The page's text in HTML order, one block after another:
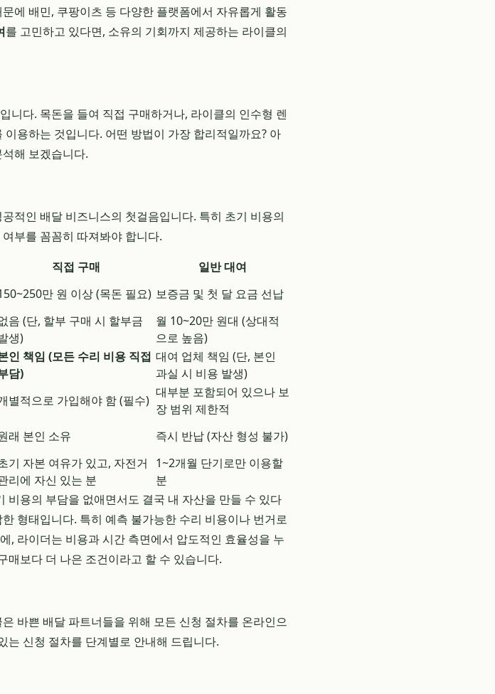
에 배민, 쿠팡이츠 등 다양한 플랫폼에서 자유롭게 활동
를 고민하고 있다면, 소유의 기회까지 제공하는 라이클의
니다. 목돈을 들여 직접 구매하거나, 라이클의 인수형 렌
용하는 것입니다. 어떤 방법이 가장 합리적일까요? 아
해 보겠습니다.
적인 배달 비즈니스의 첫걸음입니다. 특히 초기 비용의
부를 꼼꼼히 따져봐야 합니다.
직접 구매
일반 대여
만 원 이상 (목돈 필요) 보증금 및 첫 달 요금 선납
음 (단, 할부 구매 시 할부금
생)
월 10~20만 원대 (상대적
으로 높음)
인 책임 (모든 수리 비용 직접
담)
대여 업체 책임 (단, 본인
과실 시 비용 발생)
별적으로 가입해야 함 (필수)
대부분 포함되어 있으나 보
장 범위 제한적
래 본인 소유
즉시 반납 (자산 형성 불가)
기 자본 여유가 있고, 자전거
리에 자신 있는 분
1~2개월 단기로만 이용할
분
비용의 부담을 없애면서도 결국 내 자산을 만들 수 있다
형태입니다. 특히 예측 불가능한 수리 비용이나 번거로
, 라이더는 비용과 시간 측면에서 압도적인 효율성을 누
매보다 더 나은 조건이라고 할 수 있습니다.
바쁜 배달 파트너들을 위해 모든 신청 절차를 온라인으
는 신청 절차를 단계별로 안내해 드립니다.